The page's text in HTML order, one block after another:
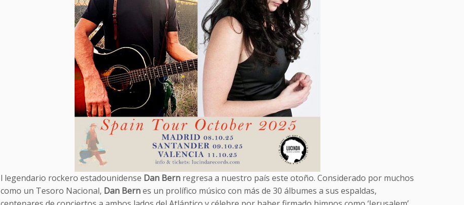
l legendario rockero estadounidense Dan Bern regresa a nuestro país este otoño. Considerado por muchos
como un Tesoro Nacional, Dan Bernes un prolífico músico con más de 30 álbumes a sus espaldas,